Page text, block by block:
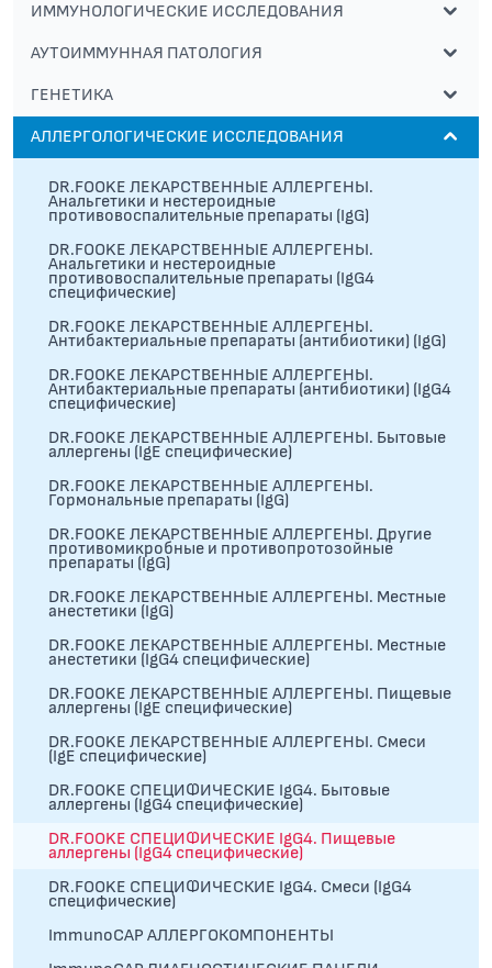
ИММУНОЛОГИЧЕСКИЕ ИССЛЕДОВАНИЯ
АУТОИММУННАЯ ПАТОЛОГИЯ
ГЕНЕТИКА
АЛЛЕРГОЛОГИЧЕСКИЕ ИССЛЕДОВАНИЯ
DR.FOOKE ЛЕКАРСТВЕННЫЕ АЛЛЕРГЕНЫ.
Анальгетики и нестероидные
противовоспалительные препараты (IgG)
DR.FOOKE ЛЕКАРСТВЕННЫЕ АЛЛЕРГЕНЫ.
Анальгетики и нестероидные
противовоспалительные препараты (IgG4
специфические)
DR.FOOKE ЛЕКАРСТВЕННЫЕ АЛЛЕРГЕНЫ.
Антибактериальные препараты (антибиотики) (IgG)
DR.FOOKE ЛЕКАРСТВЕННЫЕ АЛЛЕРГЕНЫ.
Антибактериальные препараты (антибиотики) (IgG4
специфические)
DR.FOOKE ЛЕКАРСТВЕННЫЕ АЛЛЕРГЕНЫ. Бытовые
аллергены (IgE специфические)
DR.FOOKE ЛЕКАРСТВЕННЫЕ АЛЛЕРГЕНЫ.
Гормональные препараты (IgG)
DR.FOOKE ЛЕКАРСТВЕННЫЕ АЛЛЕРГЕНЫ. Другие
противомикробные и противопротозойные
препараты (IgG)
DR.FOOKE ЛЕКАРСТВЕННЫЕ АЛЛЕРГЕНЫ. Местные
анестетики (IgG)
DR.FOOKE ЛЕКАРСТВЕННЫЕ АЛЛЕРГЕНЫ. Местные
анестетики (IgG4 специфические)
DR.FOOKE ЛЕКАРСТВЕННЫЕ АЛЛЕРГЕНЫ. Пищевые
аллергены (IgE специфические)
DR.FOOKE ЛЕКАРСТВЕННЫЕ АЛЛЕРГЕНЫ. Смеси
(IgE специфические)
DR.FOOKE СПЕЦИФИЧЕСКИЕ IgG4. Бытовые
аллергены (IgG4 специфические)
DR.FOOKE СПЕЦИФИЧЕСКИЕ IgG4. Пищевые
аллергены (IgG4 специфические)
DR.FOOKE СПЕЦИФИЧЕСКИЕ IgG4. Смеси (IgG4
специфические)
ImmunoCAP АЛЛЕРГОКОМПОНЕНТЫ